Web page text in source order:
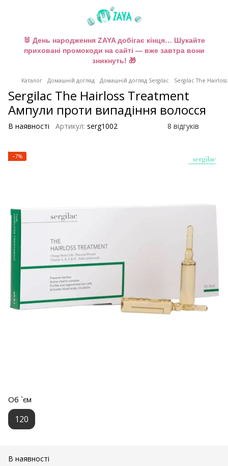
🐰 День народження ZAYA добігає кінця… Шукайте
приховані промокоди на сайті — вже завтра вони
зникнуть! 🎁
Каталог Домашній догляд Домашній догляд Sergilac Sergilac The
Sergilac The Hairloss Treatment
Ампули проти випадіння волосся
В наявності Артикул: serg1002 8 відгуків
−7%
Об `єм
120
В наявності